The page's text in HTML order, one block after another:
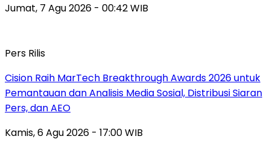
Jumat, 7 Agu 2026 - 00:42 WIB
Pers Rilis
Cision Raih MarTech Breakthrough Awards 2026 untuk
Pemantauan dan Analisis Media Sosial, Distribusi Siaran
Pers, dan AEO
Kamis, 6 Agu 2026 - 17:00 WIB